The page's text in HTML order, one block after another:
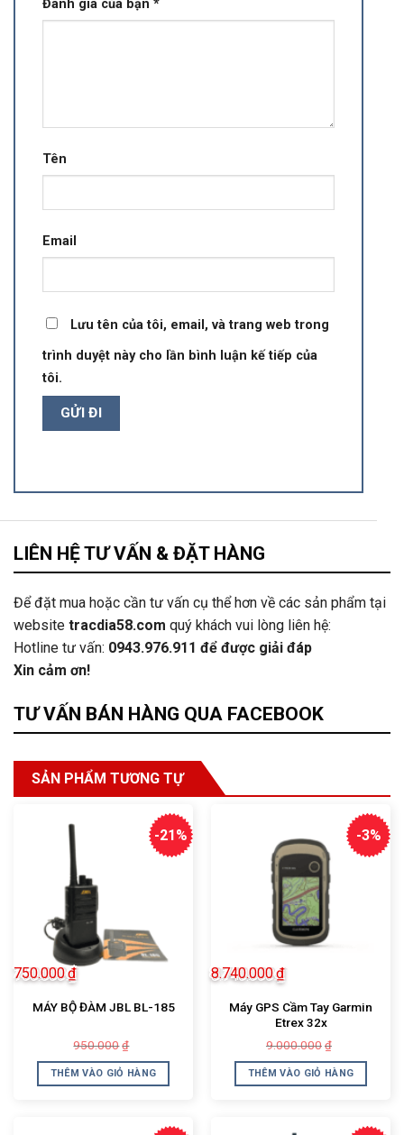
Đánh giá của bạn *
Tên
Email
Lưu tên của tôi, email, và trang web trong
trình duyệt này cho lần bình luận kế tiếp của
tôi.
LIÊN HỆ TƯ VẤN & ĐẶT HÀNG
Để đặt mua hoặc cần tư vấn cụ thể hơn về các sản phẩm tại
website tracdia58.com quý khách vui lòng liên hệ:
Hotline tư vấn: 0943.976.911 để được giải đáp
Xin cảm ơn!
TƯ VẤN BÁN HÀNG QUA FACEBOOK
SẢN PHẨM TƯƠNG TỰ
-21%
MÁY BỘ ĐÀM JBL BL-185
950.000 ₫
là:
950.000₫.
750.000₫
tại
là:
750.000₫.
THÊM VÀO GIỎ HÀNG
-3%
Máy GPS Cầm Tay Garmin
Etrex 32x
9.000.000 ₫
là:
9.000.000₫.
8.740.000₫
tại
là:
8.740.000₫.
THÊM VÀO GIỎ HÀNG